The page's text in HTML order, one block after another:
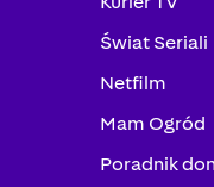
Świat Seriali
Netfilm
Mam Ogród
Poradnik